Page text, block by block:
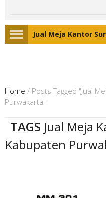
Jual Meja Kantor
Home / Posts Tagged "Jual
Purwakarta"
TAGS Jual Meja
Kabupaten